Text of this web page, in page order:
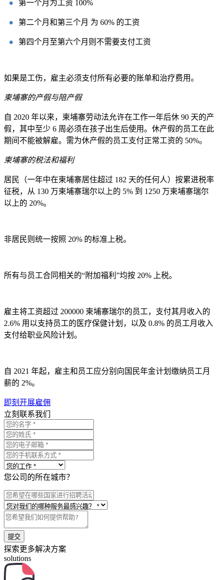
● 第一个月为工资 100%
● 第二个月和第三个月 为 60% 的工资
● 第四个月至第六个月则不需要支付工资
如果是工伤，雇主必须支付所有必要的账单和治疗费用。
柬埔寨的产假与陪产假
自 2020 年以来，柬埔寨劳动法允许在工作一年后休 90 天的产
假，其中至少 6 周必须在孩子出生后使用。休产假的员工在此
期间不能被解雇。需为休产假的员工支付正常工资的 50%。
柬埔寨的税法和福利
居民（一年中在柬埔寨居住超过 182 天的任何人）按累进税率
征税，从 130 万柬埔寨瑞尔以上的 5% 到 1250 万柬埔寨瑞尔
以上的 20%。
非居民则统一按照 20% 的标准上税。
所有与员工合同相关的“附加福利”均按 20% 上税。
雇主将工资超过 200000 柬埔寨瑞尔的员工，支付其月收入的
2.6% 用以支持员工的医疗保健计划，以及 0.8% 的员工月收入
支付给职业风险计划。
自 2021 年起，雇主和员工应分别向国民年金计划缴纳员工月
薪的 2%。
即刻开展雇佣
立刻联系我们
您公司的所在城市？
提交
探索更多解决方案
solutions